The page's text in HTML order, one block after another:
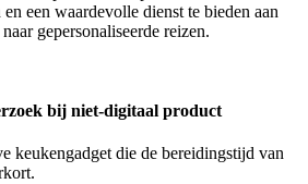
een waardevolle dienst te bieden aan
gepersonaliseerde reizen.
bij niet-digitaal product
keukengadget die de bereidingstijd van